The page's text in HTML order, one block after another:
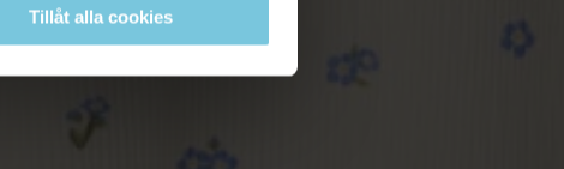
Tillåt alla cookies